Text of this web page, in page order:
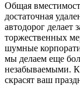
Общая
достаточная
автодорог делает
торжественных
шумные
мы делаем еще
незабываемыми.
скрасят ваш